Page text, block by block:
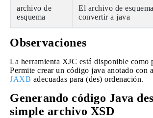
archivo de
esquema
El archivo de
convertir a java
Observaciones
La herramienta XJC está disponible como
Permite crear un código java anotado con
JAXB adecuadas para (des) ordenación.
Generando código Java
simple archivo XSD